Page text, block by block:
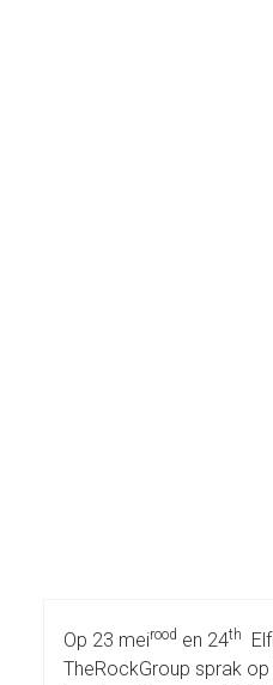
Op 23 meirood en 24th
TheRockGroup sprak